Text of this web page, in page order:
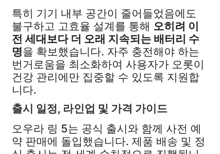
특히 기기 내부 공간이 줄어들었음에도
불구하고 고효율 설계를 통해 오히려 이
전 세대보다 더 오래 지속되는 배터리 수
명을 확보했습니다. 자주 충전해야 하는
번거로움을 최소화하여 사용자가 오롯이
건강 관리에만 집중할 수 있도록 지원합
니다.
출시 일정, 라인업 및 가격 가이드
오우라 링 5는 공식 출시와 함께 사전 예
약 판매에 돌입했습니다. 제품 배송 및 정